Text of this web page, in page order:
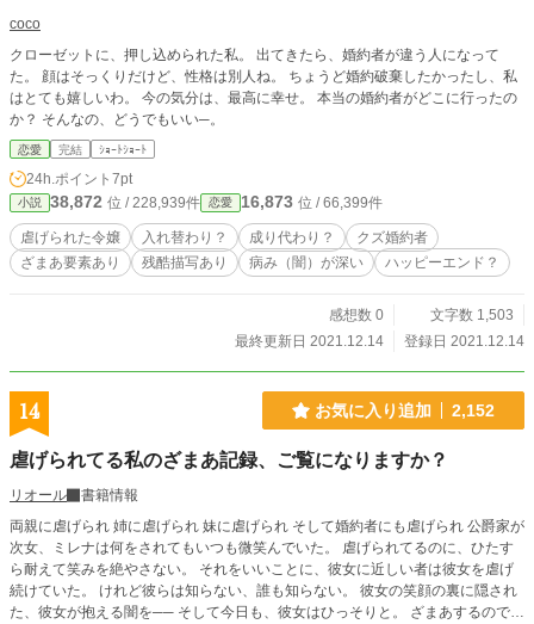
coco
クローゼットに、押し込められた私。 出てきたら、婚約者が違う人になって
た。 顔はそっくりだけど、性格は別人ね。 ちょうど婚約破棄したかったし、私
はとても嬉しいわ。 今の気分は、最高に幸せ。 本当の婚約者がどこに行ったの
か？ そんなの、どうでもいい─。
恋愛 完結 ｼｮｰﾄｼｮｰﾄ
24h.ポイント 7pt
小説 38,872 位 / 228,939件 恋愛 16,873 位 / 66,399件
虐げられた令嬢 入れ替わり？ 成り代わり？
クズ婚約者
ざまあ要素あり
残酷描写あり 病み（闇）が深い ハッピーエンド？
感想数 0
文字数 1,503
最終更新日 2021.12.14
登録日 2021.12.14
14 お気に入り追加 2,152
虐げられてる私のざまあ記録、ご覧になりますか？
リオール
書籍情報
両親に虐げられ 姉に虐げられ 妹に虐げられ そして婚約者にも虐げられ 公爵家が
次女、ミレナは何をされてもいつも微笑んでいた。 虐げられてるのに、ひたす
ら耐えて笑みを絶やさない。 それをいいことに、彼女に近しい者は彼女を虐げ
続けていた。 けれど彼らは知らない、誰も知らない。 彼女の笑顔の裏に隠され
た、彼女が抱える闇を── そして今日も、彼女はひっそりと。 ざまあするので